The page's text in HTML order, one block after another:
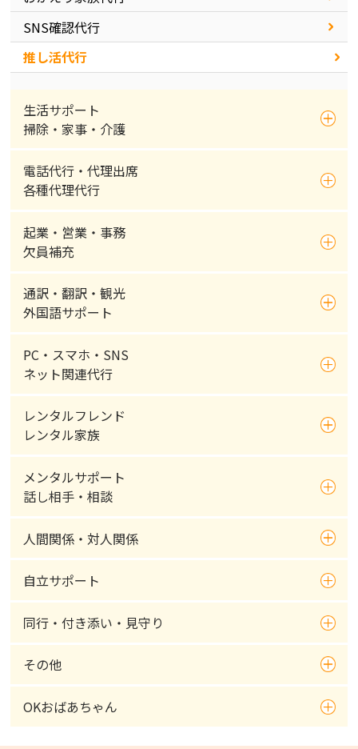
SNS確認代行
推し活代行
生活サポート
掃除・家事・介護
電話代行・代理出席
各種代理代行
起業・営業・事務
欠員補充
通訳・翻訳・観光
外国語サポート
PC・スマホ・SNS
ネット関連代行
レンタルフレンド
レンタル家族
メンタルサポート
話し相手・相談
人間関係・対人関係
自立サポート
同行・付き添い・見守り
その他
OKおばあちゃん